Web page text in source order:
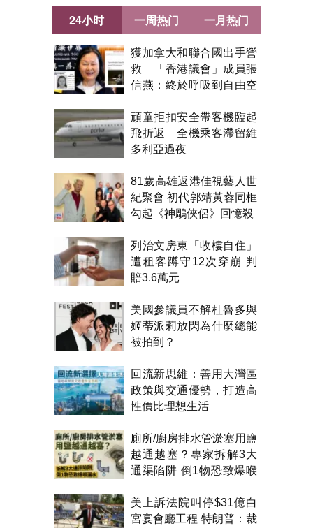
24小时
獲加拿大和聯合國出手營
救 「香港議會」成員張
信燕：終於呼吸到自由空
頑童拒扣安全帶客機臨起
飛折返 全機乘客滯留維
多利亞過夜
81歲高雄返港佳視藝人世
紀聚會 初代郭靖黃蓉同框
勾起《神鵰俠侶》回憶殺
列治文房東「收樓自住」
遭租客蹲守12次穿崩 判
賠3.6萬元
美國參議員不解杜魯多與
姬蒂派莉放閃為什麼總能
被拍到？
回流新思維：善用大灣區
政策與交通優勢，打造高
性價比理想生活
廁所/廚房排水管淤塞用鹽
越通越塞？專家拆解3大
通渠陷阱 倒1物恐致爆喉
美上訴法院叫停$31億白
宮宴會廳工程 特朗普：裁
一周热门 一月热门